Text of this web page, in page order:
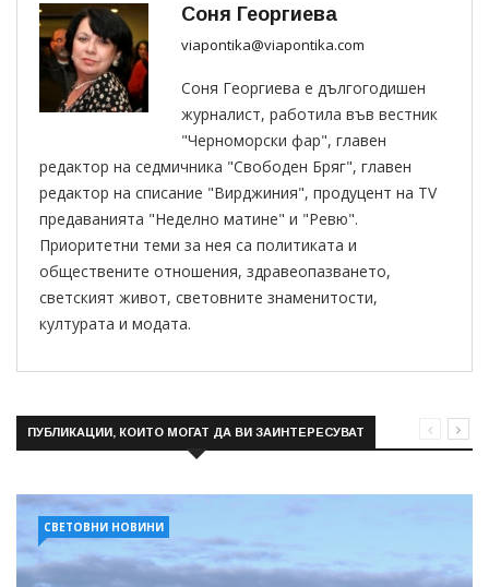
Соня Георгиева
viapontika@viapontika.com
Соня Георгиева е дългогодишен
журналист, работила във вестник
"Черноморски фар", главен
редактор на седмичника "Свободен Бряг", главен
редактор на списание "Вирджиния", продуцент на TV
предаванията "Неделно матине" и "Ревю".
Приоритетни теми за нея са политиката и
обществените отношения, здравеопазването,
светският живот, световните знаменитости,
културата и модата.
ПУБЛИКАЦИИ, КОИТО МОГАТ ДА ВИ ЗАИНТЕРЕСУВАТ
СВЕТОВНИ НОВИНИ